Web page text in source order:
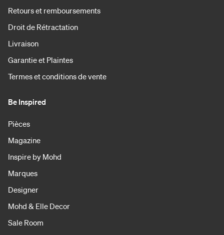
Retours et remboursements
Droit de Rétractation
Livraison
Garantie et Plaintes
Termes et conditions de vente
Be Inspired
Pièces
Magazine
Inspire by Mohd
Marques
Designer
Mohd & Elle Decor
Sale Room